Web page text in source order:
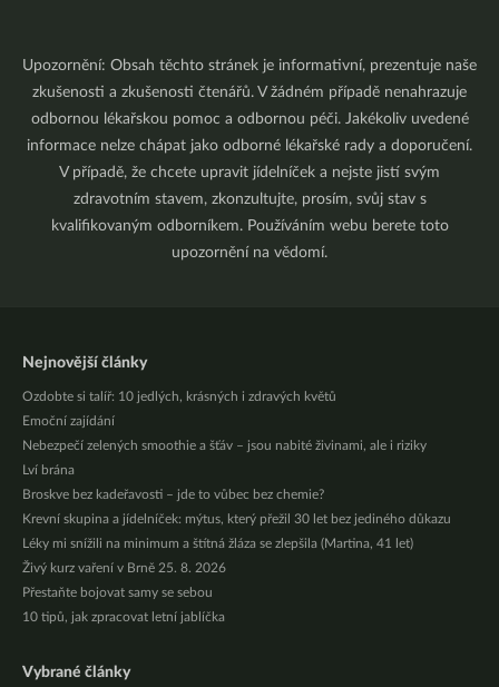
Upozornění: Obsah těchto stránek je informativní, prezentuje naše
zkušenosti a zkušenosti čtenářů. V žádném případě nenahrazuje
odbornou lékařskou pomoc a odbornou péči. Jakékoliv uvedené
informace nelze chápat jako odborné lékařské rady a doporučení.
V případě, že chcete upravit jídelníček a nejste jistí svým
zdravotním stavem, zkonzultujte, prosím, svůj stav s
kvalifikovaným odborníkem. Používáním webu berete toto
upozornění na vědomí.
Nejnovější články
Ozdobte si talíř: 10 jedlých, krásných i zdravých květů
Emoční zajídání
Nebezpečí zelených smoothie a šťáv – jsou nabité živinami, ale i riziky
Lví brána
Broskve bez kadeřavosti – jde to vůbec bez chemie?
Krevní skupina a jídelníček: mýtus, který přežil 30 let bez jediného důkazu
Léky mi snížili na minimum a štítná žláza se zlepšila (Martina, 41 let)
Živý kurz vaření v Brně 25. 8. 2026
Přestaňte bojovat samy se sebou
10 tipů, jak zpracovat letní jablíčka
Vybrané články